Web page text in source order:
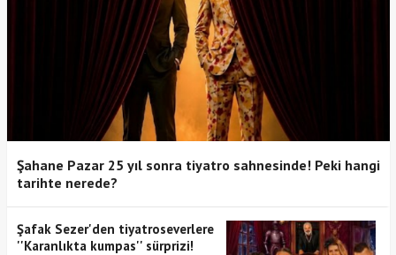
Şahane Pazar 25 yıl sonra tiyatro sahnesinde! Peki hangi
tarihte nerede?
Şafak Sezer'den tiyatroseverlere
''Karanlıkta kumpas'' sürprizi!